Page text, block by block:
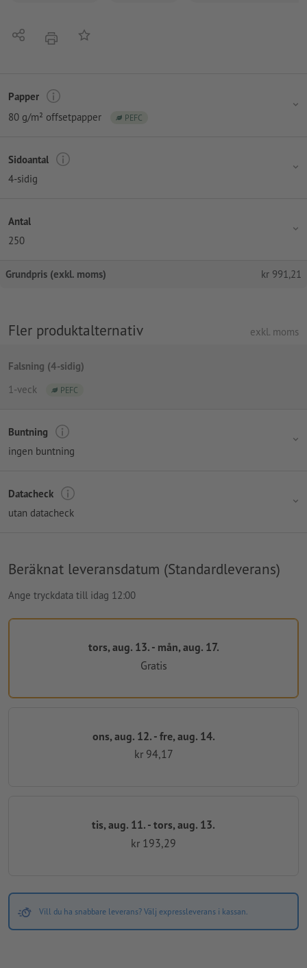
Dela erbjudandePå anteckningslistan
Papper
80 g/m² offsetpapper
PEFC
Sidoantal
4-sidig
Antal
250
Grundpris (exkl. moms) kr 991,21
Fler produktalternativ exkl. moms
Falsning (4-sidig)
1-veck
PEFC
Buntning
ingen buntning
Datacheck
utan datacheck
Beräknat leveransdatum (Standardleverans)
Ange tryckdata till idag 12:00
tors, aug. 13. - mån, aug. 17.
Gratis
ons, aug. 12. - fre, aug. 14.
kr 94,17
tis, aug. 11. - tors, aug. 13.
kr 193,29
Vill du ha snabbare leverans? Välj expressleverans i kassan.